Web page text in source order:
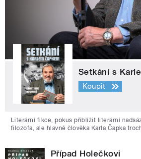
Setkání s
Koupit
Literární fikce, pokus přiblížit literární
filozofa, ale hlavně člověka Karla Čapka
Případ Holečkovi